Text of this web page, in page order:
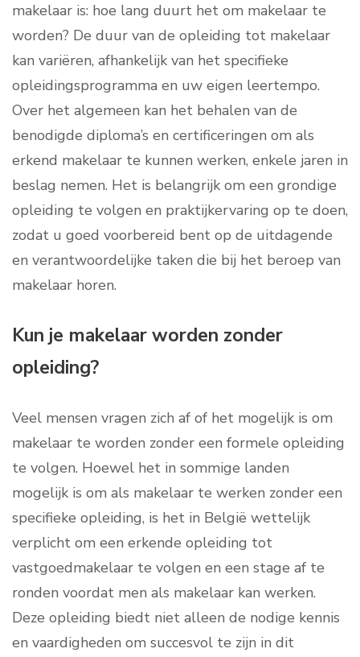
makelaar is: hoe lang duurt het om makelaar te
worden? De duur van de opleiding tot makelaar
kan variëren, afhankelijk van het specifieke
opleidingsprogramma en uw eigen leertempo.
Over het algemeen kan het behalen van de
benodigde diploma’s en certificeringen om als
erkend makelaar te kunnen werken, enkele jaren in
beslag nemen. Het is belangrijk om een grondige
opleiding te volgen en praktijkervaring op te doen,
zodat u goed voorbereid bent op de uitdagende
en verantwoordelijke taken die bij het beroep van
makelaar horen.
Kun je makelaar worden zonder
opleiding?
Veel mensen vragen zich af of het mogelijk is om
makelaar te worden zonder een formele opleiding
te volgen. Hoewel het in sommige landen
mogelijk is om als makelaar te werken zonder een
specifieke opleiding, is het in België wettelijk
verplicht om een erkende opleiding tot
vastgoedmakelaar te volgen en een stage af te
ronden voordat men als makelaar kan werken.
Deze opleiding biedt niet alleen de nodige kennis
en vaardigheden om succesvol te zijn in dit